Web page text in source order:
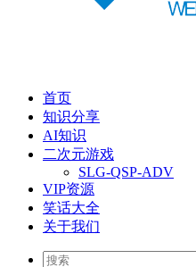
首页
知识分享
AI知识
二次元游戏
SLG-QSP-ADV
VIP资源
笑话大全
关于我们